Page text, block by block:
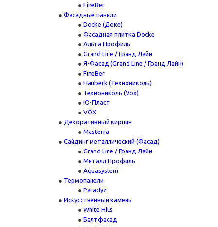
FineBer
Фасадные панели
Docke (Дёке)
Фасадная плитка Docke
Альта Профиль
Grand Line / Гранд Лайн
Я-Фасад (Grand Line / Гранд Лайн)
FineBer
Hauberk (Технониколь)
Технониколь (Vox)
Ю-Пласт
VOX
Декоративный кирпич
Masterra
Сайдинг металлический (Фасад)
Grand Line / Гранд Лайн
Металл Профиль
Aquasystem
Термопанели
Paradyz
Искусственный камень
White Hills
Балтфасад